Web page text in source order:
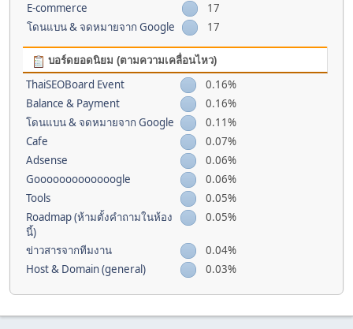
E-commerce
17
โดนแบน & จดหมายจาก Google
17
บอร์ดยอดนิยม (ตามความเคลื่อนไหว)
ThaiSEOBoard Event
0.16%
Balance & Payment
0.16%
โดนแบน & จดหมายจาก Google
0.11%
Cafe
0.07%
Adsense
0.06%
Gooooooooooooogle
0.06%
Tools
0.05%
Roadmap (ห้ามตั้งคำถามในห้อง
นี้)
0.05%
ข่าวสารจากทีมงาน
0.04%
Host & Domain (general)
0.03%